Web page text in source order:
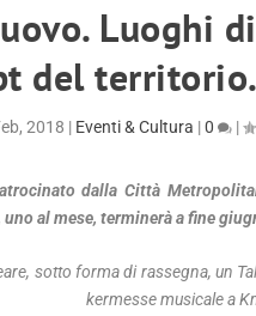
Luoghi
del territorio.
2018 | Eventi & Cultura |0 |
dalla Città
al mese, terminerà a fine
sotto forma di rassegna, un
kermesse musicale a